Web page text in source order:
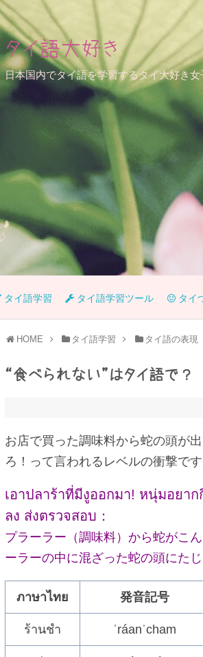
タイ語大好き
日本国内でタイ語を学習するタイ大好き
タイ語学習 タイ語学習ツール タイ
HOME タイ語学習 タイ語の表現
“食べられない”はタイ語で？
お店で買った調味料から蛇の頭が
ろ！って言われるレベルの衝撃で
เอาปลาร้าที่มีงูออกมา! หนุ่มอยา
ลง ส่งตรวจสอบ：
プラーラー（調味料）から蛇がこ
ーラーの中に混ざった蛇の頭にた
ภาษาไทย 発音記号
ร้านชำ ˈráanˈcham